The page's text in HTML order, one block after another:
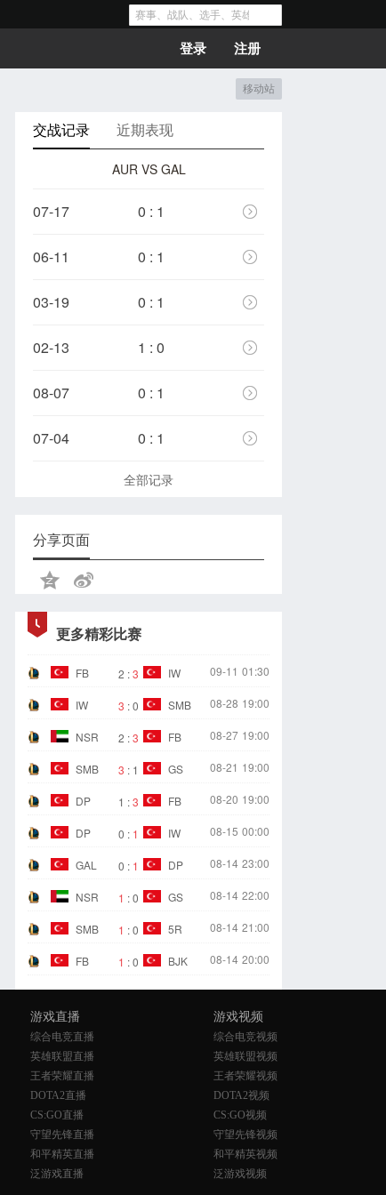
登录 注册
移动站
交战记录 近期表现
AUR VS GAL
07-17 0 : 1
06-11 0 : 1
03-19 0 : 1
02-13 1 : 0
08-07 0 : 1
07-04 0 : 1
全部记录
分享页面
更多精彩比赛
FB 2 :3 IW 09-11 01:30
IW 3 :0 SMB 08-28 19:00
NSR 2 :3 FB 08-27 19:00
SMB 3 : 1 GS 08-21 19:00
DP 1 :3 FB 08-20 19:00
DP 0 : 1 IW 08-15 00:00
GAL 0 : 1 DP 08-14 23:00
NSR 1 :0 GS 08-14 22:00
SMB 1 :0 5R 08-14 21:00
FB 1 :0 BJK 08-14 20:00
游戏直播
综合电竞直播
英雄联盟直播
王者荣耀直播
DOTA2直播
CS:GO直播
守望先锋直播
和平精英直播
泛游戏直播
游戏视频
综合电竞视频
英雄联盟视频
王者荣耀视频
DOTA2视频
CS:GO视频
守望先锋视频
和平精英视频
泛游戏视频